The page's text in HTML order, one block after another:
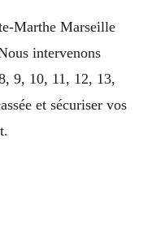
Marthe Marseille
intervenons
9, 10, 11, 12, 13,
et sécuriser vos